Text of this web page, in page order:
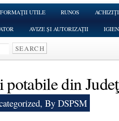
UTILE RUNOS
AVIZE ȘI AUTORIZAȚII
potabile din
, By DSPSM